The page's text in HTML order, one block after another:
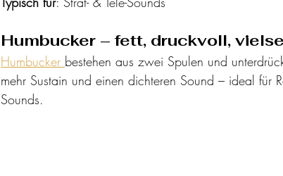
Humbucker – fett, druckvoll,
Humbucker bestehen aus zwei Spulen und
mehr Sustain und einen dichteren Sound – ideal für
Sounds.